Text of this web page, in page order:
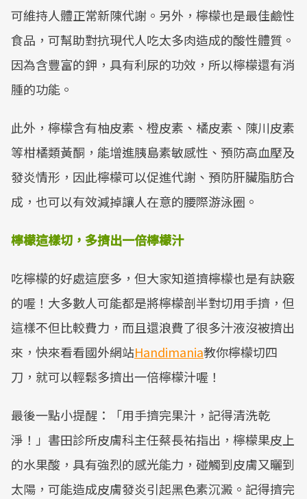
可維持人體正常新陳代謝。另外，檸檬也是最佳鹼性
食品，可幫助對抗現代人吃太多肉造成的酸性體質。
因為含豐富的鉀，具有利尿的功效，所以檸檬還有消
腫的功能。
此外，檸檬含有柚皮素、橙皮素、橘皮素、陳川皮素
等柑橘類黃酮，能增進胰島素敏感性、預防高血壓及
發炎情形，因此檸檬可以促進代謝、預防肝臟脂肪合
成，也可以有效減掉讓人在意的腰際游泳圈。
檸檬這樣切，多擠出一倍檸檬汁
吃檸檬的好處這麼多，但大家知道擠檸檬也是有訣竅
的喔！大多數人可能都是將檸檬剖半對切用手擠，但
這樣不但比較費力，而且還浪費了很多汁液沒被擠出
來，快來看看國外網站Handimania教你檸檬切四
刀，就可以輕鬆多擠出一倍檸檬汁喔！
最後一點小提醒：「用手擠完果汁，記得清洗乾
淨！」書田診所皮膚科主任蔡長祐指出，檸檬果皮上
的水果酸，具有強烈的感光能力，碰觸到皮膚又曬到
太陽，可能造成皮膚發炎引起黑色素沉澱。記得擠完